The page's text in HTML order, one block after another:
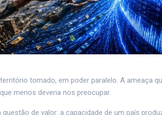
tomado, em poder paralelo. A ameaça
menos deveria nos preocupar.
de valor: a capacidade de um país